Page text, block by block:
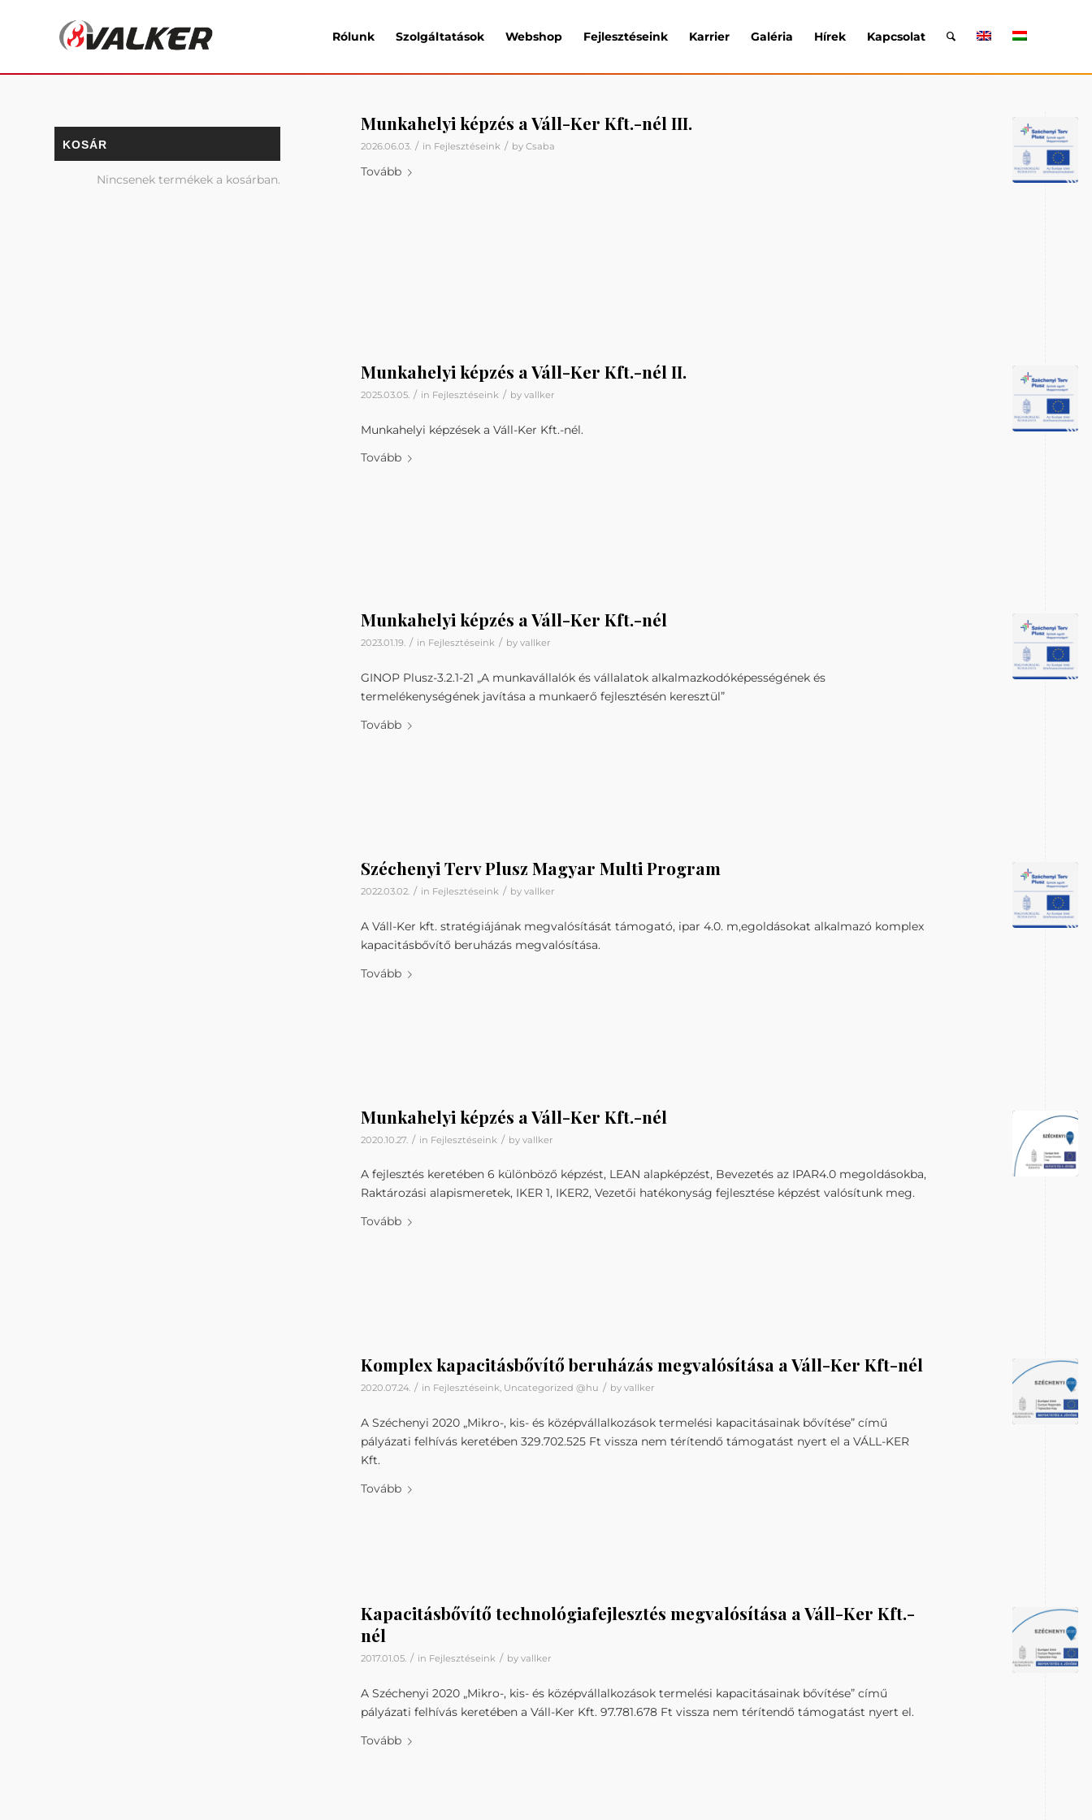
Rólunk Szolgáltatások Webshop Fejlesztéseink Karrier Galéria Hírek Kapcsolat
Munkahelyi képzés a Váll-Ker Kft.-nél III.
2026.06.03. / in Fejlesztéseink / by Csaba
Tovább
Munkahelyi képzés a Váll-Ker Kft.-nél II.
2025.03.05. / in Fejlesztéseink / by vallker
Munkahelyi képzések a Váll-Ker Kft.-nél.
Tovább
Munkahelyi képzés a Váll-Ker Kft.-nél
2023.01.19. / in Fejlesztéseink / by vallker
GINOP Plusz-3.2.1-21 „A munkavállalók és vállalatok alkalmazkodóképességének és
termelékenységének javítása a munkaerő fejlesztésén keresztül”
Tovább
Széchenyi Terv Plusz Magyar Multi Program
2022.03.02. / in Fejlesztéseink / by vallker
A Váll-Ker kft. stratégiájának megvalósítását támogató, ipar 4.0. m,egoldásokat alkalmazó komplex
kapacitásbővítő beruházás megvalósítása.
Tovább
Munkahelyi képzés a Váll-Ker Kft.-nél
2020.10.27. / in Fejlesztéseink / by vallker
A fejlesztés keretében 6 különböző képzést, LEAN alapképzést, Bevezetés az IPAR4.0 megoldásokba,
Raktározási alapismeretek, IKER 1, IKER2, Vezetői hatékonyság fejlesztése képzést valósítunk meg.
Tovább
Komplex kapacitásbővítő beruházás megvalósítása a Váll-Ker Kft-nél
2020.07.24. / in Fejlesztéseink, Uncategorized @hu / by vallker
A Széchenyi 2020 „Mikro-, kis- és középvállalkozások termelési kapacitásainak bővítése” című
pályázati felhívás keretében 329.702.525 Ft vissza nem térítendő támogatást nyert el a VÁLL-KER
Kft.
Tovább
Kapacitásbővítő technológiafejlesztés megvalósítása a Váll-Ker Kft.-
nél
2017.01.05. / in Fejlesztéseink / by vallker
A Széchenyi 2020 „Mikro-, kis- és középvállalkozások termelési kapacitásainak bővítése” című
pályázati felhívás keretében a Váll-Ker Kft. 97.781.678 Ft vissza nem térítendő támogatást nyert el.
Tovább
KOSÁR
Nincsenek termékek a kosárban.